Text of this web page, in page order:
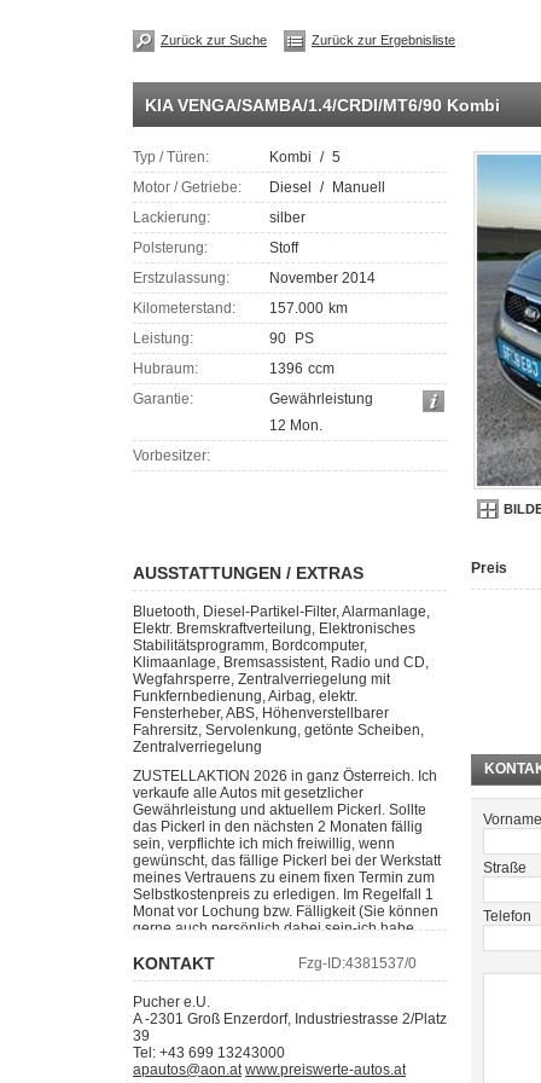
KIA VENGA/SAMBA/1.4/CRDI/MT6/90 Kombi
Typ / Türen: Kombi / 5
Motor / Getriebe:
Diesel / Manuell
Lackierung:
silber
Polsterung:
Stoff
Erstzulassung:
November 2014
Kilometerstand:
157.000 km
Leistung:
90
PS
Hubraum:
1396 ccm
Garantie:
Gewährleistung
12 Mon.
Vorbesitzer:
AUSSTATTUNGEN / EXTRAS
Bluetooth, Diesel-Partikel-Filter, Alarmanlage,
Elektr. Bremskraftverteilung, Elektronisches
Stabilitätsprogramm, Bordcomputer,
Klimaanlage, Bremsassistent, Radio und CD,
Wegfahrsperre, Zentralverriegelung mit
Funkfernbedienung, Airbag, elektr.
Fensterheber, ABS, Höhenverstellbarer
Fahrersitz, Servolenkung, getönte Scheiben,
Zentralverriegelung
ZUSTELLAKTION 2026 in ganz Österreich. Ich
verkaufe alle Autos mit gesetzlicher
Gewährleistung und aktuellem Pickerl. Sollte
das Pickerl in den nächsten 2 Monaten fällig
sein, verpflichte ich mich freiwillig, wenn
gewünscht, das fällige Pickerl bei der Werkstatt
meines Vertrauens zu einem fixen Termin zum
Selbstkostenpreis zu erledigen. Im Regelfall 1
Monat vor Lochung bzw. Fälligkeit (Sie können
gerne auch persönlich dabei sein-ich habe
etwas für das Pickerl zu reparieren sein (außer
Schäden, die eindeutig nach der
Fahrzeugübernahme passiert sind) dann geht
das auf meine Kosten. Sie zahlen nur die
Pickerl-Überprüfungsgebühr der Werkstatt!
BITTE „wichtig“, BESICHTIGUNG nur nach
telefonischer Terminvereinbarung, da
Preis
Zurück zur Suche Zurück zur Ergebnisliste
Vorname
Straße
Telefon
KONTAKT
Pucher e.U.
A-2301 Groß Enzerdorf, Industriestrasse 2/Platz
39
Tel: +43 699 13243000
apautos@aon.at www.preiswerte-autos.at
Fzg-ID:4381537/0